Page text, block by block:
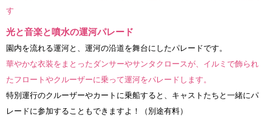
す
光と音楽と噴水の運河パレード
園内を流れる運河と、運河の沿道を舞台にしたパレードです。
華やかな衣装をまとったダンサーやサンタクロースが、イルミで飾られ
たフロートやクルーザーに乗って運河をパレードします。
特別運行のクルーザーやカートに乗船すると、キャストたちと一緒にパ
レードに参加することもできますよ！（別途有料）